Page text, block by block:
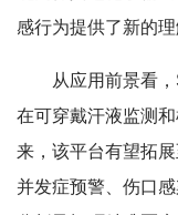
感行为提供了新的理
从应用前景看
在可穿戴汗液监测
来，该平台有望拓
并发症预警、伤口